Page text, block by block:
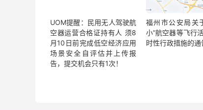
UOM提醒：民用无人驾驶航
空器运营合格证持有人 须8
月10日前完成低空经济应用
场景安全自评估并上传报
告，提交机会只有1次！
福州市公安局关
小”航空器等飞行
时性行政措施的通